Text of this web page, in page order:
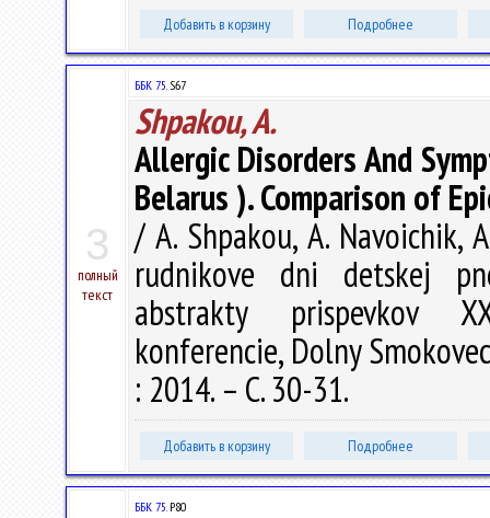
Добавить в корзину Подробнее
3
полный
текст
ББК 75.S67
Shpakou, A.
Allergic Disorders And
Belarus ). Comparison of
/ A. Shpakou, A. Navoichik,
rudnikove dni detskej
abstrakty prispevkov
konferencie, Dolny
: 2014. – С. 30-31.
Добавить в корзину Подробнее
ББК 75.P80